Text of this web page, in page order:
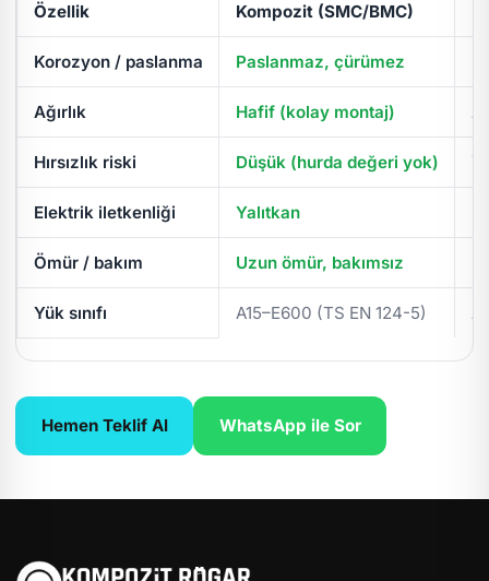
Özellik Kompozit (SMC/BMC)
Korozyon / paslanma Paslanmaz, çürümez
Ağırlık Hafif (kolay montaj)
Hırsızlık riski Düşük (hurda değeri yok)
Elektrik iletkenliği Yalıtkan
Ömür / bakım Uzun ömür, bakımsız
Yük sınıfı A15–E600 (TS EN 124-5)
Hemen Teklif Al WhatsApp ile Sor